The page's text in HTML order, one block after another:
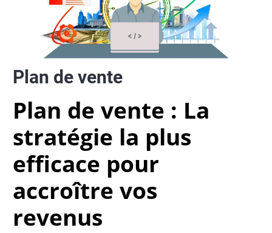
Plan de vente
Plan de vente : La
stratégie la plus
efficace pour
accroître vos
revenus